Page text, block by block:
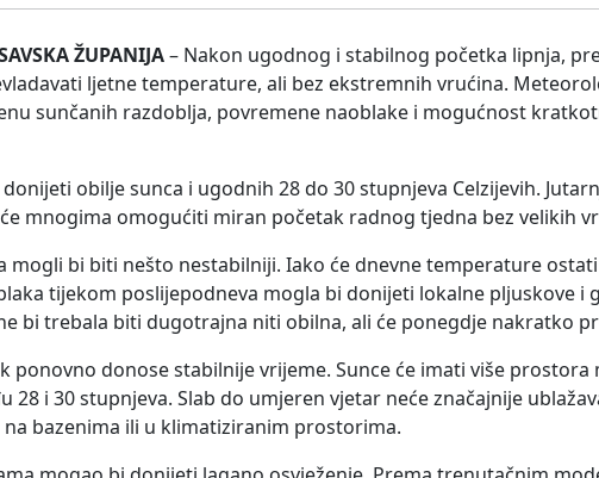
ŽUPANIJA– Nakon ugodnog i stabilnog početka lipnja,
ljetne temperature, ali bez ekstremnih vrućina.
sunčanih razdoblja, povremene naoblake i mogućnost
obilje sunca i ugodnih 28 do 30 stupnjeva Celzijevih.
mnogima omogućiti miran početak radnog tjedna bez velikih
mogli bi biti nešto nestabilniji. Iako će dnevne temperature
tijekom poslijepodneva mogla bi donijeti lokalne pljuskove i
bi trebala biti dugotrajna niti obilna, ali će ponegdje nakratko
ponovno donose stabilnije vrijeme. Sunce će imati više
28 i 30 stupnjeva. Slab do umjeren vjetar neće značajnije
na bazenima ili u klimatiziranim prostorima.